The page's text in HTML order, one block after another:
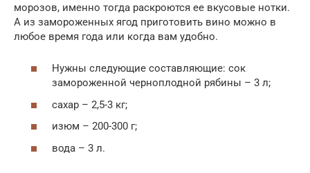
морозов, именно тогда раскроются ее вкусовые нотки.
А из замороженных ягод приготовить вино можно в
любое время года или когда вам удобно.
Нужны следующие составляющие: сок
замороженной черноплодной рябины – 3 л;
сахар – 2,5-3 кг;
изюм – 200-300 г;
вода – 3 л.